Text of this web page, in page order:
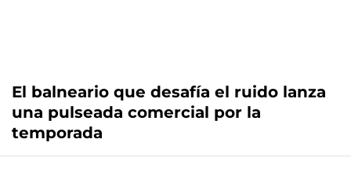
El balneario que desafía el ruido lanza
una pulseada comercial por la
temporada